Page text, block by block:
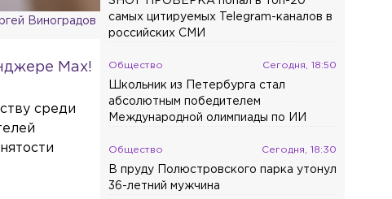
Виноградов
Max!
среди
самых цитируемых Telegram-каналов в
российских СМИ
Общество Сегодня, 18:50
Школьник из Петербурга стал
абсолютным победителем
Международной олимпиады по ИИ
Общество Сегодня, 18:30
В пруду Полюстровского парка утонул
36-летний мужчина